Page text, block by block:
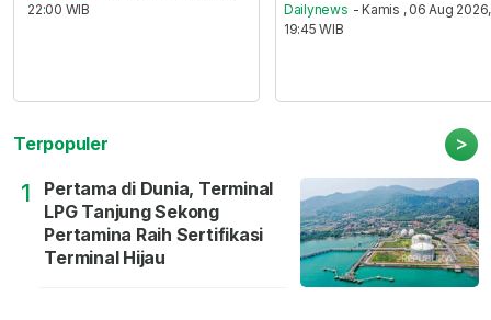
22:00 WIB
Dailynews - Kamis , 06 Aug 2026,
19:45 WIB
Terpopuler >
1
Pertama di Dunia, Terminal
LPG Tanjung Sekong
Pertamina Raih Sertifikasi
Terminal Hijau